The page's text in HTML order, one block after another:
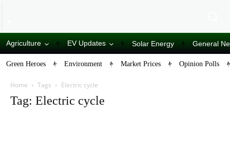
Agriculture EV Updates Solar Energy General
Green Heroes Environment Market Prices Opinion Polls
Home Tags Electric cycle
Tag: Electric cycle